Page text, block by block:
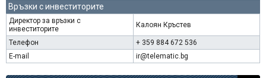
Връзки с инвеститорите
Директор за връзки с
инвеститорите
Калоян Кръстев
Телефон
+ 359 884 672 536
E-mail
ir@telematic.bg